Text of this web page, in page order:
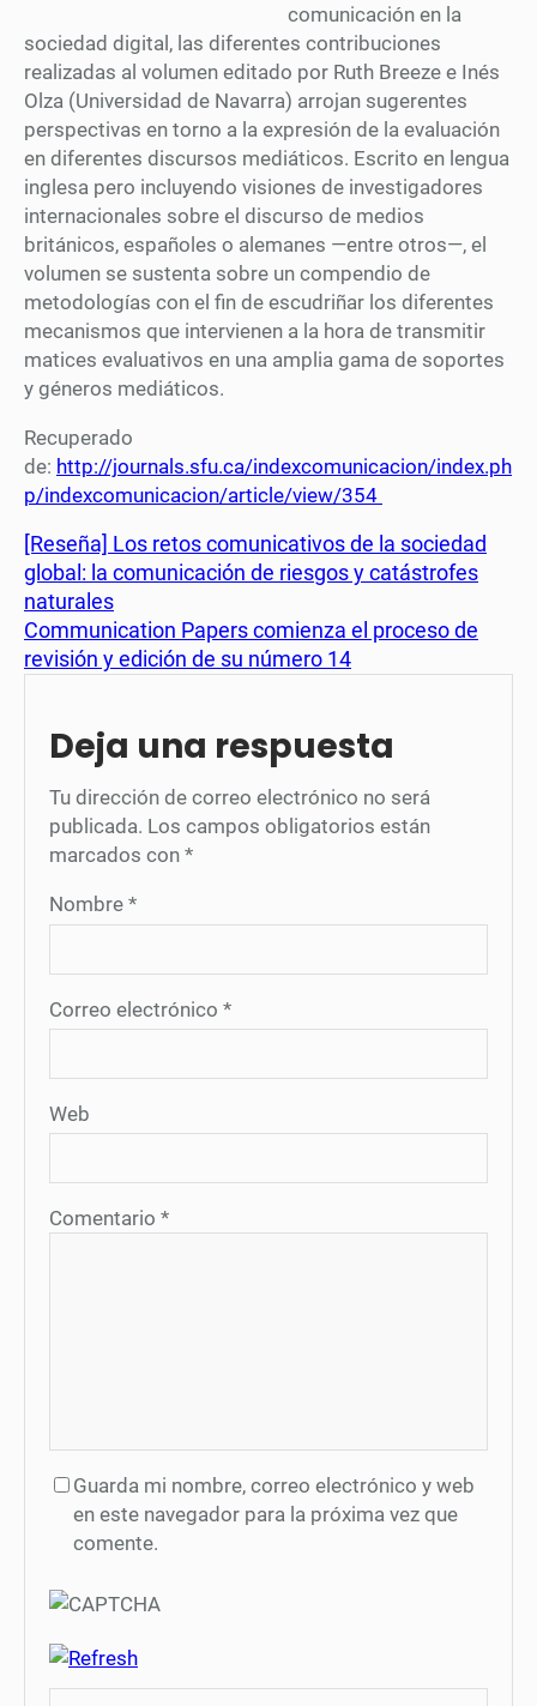
comunicación en la
sociedad digital, las diferentes contribuciones
realizadas al volumen editado por Ruth Breeze e Inés
Olza (Universidad de Navarra) arrojan sugerentes
perspectivas en torno a la expresión de la evaluación
en diferentes discursos mediáticos. Escrito en lengua
inglesa pero incluyendo visiones de investigadores
internacionales sobre el discurso de medios
británicos, españoles o alemanes —entre otros—, el
volumen se sustenta sobre un compendio de
metodologías con el fin de escudriñar los diferentes
mecanismos que intervienen a la hora de transmitir
matices evaluativos en una amplia gama de soportes
y géneros mediáticos.
Recuperado
de: http://journals.sfu.ca/indexcomunicacion/index.ph
p/indexcomunicacion/article/view/354
[Reseña] Los retos comunicativos de la sociedad
global: la comunicación de riesgos y catástrofes
naturales
Communication Papers comienza el proceso de
revisión y edición de su número 14
Deja una respuesta
Tu dirección de correo electrónico no será
publicada. Los campos obligatorios están
marcados con *
Nombre *
Correo electrónico *
Web
Comentario *
Guarda mi nombre, correo electrónico y web
en este navegador para la próxima vez que
comente.